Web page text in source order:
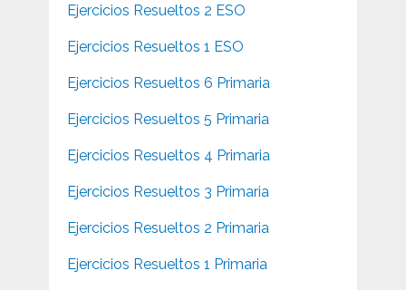
Ejercicios Resueltos 2 ESO
Ejercicios Resueltos 1 ESO
Ejercicios Resueltos 6 Primaria
Ejercicios Resueltos 5 Primaria
Ejercicios Resueltos 4 Primaria
Ejercicios Resueltos 3 Primaria
Ejercicios Resueltos 2 Primaria
Ejercicios Resueltos 1 Primaria